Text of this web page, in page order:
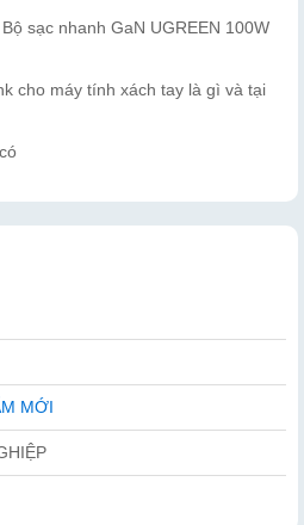
sạc nhanh GaN UGREEN 100W
cho máy tính xách tay là gì và tại
MỚI